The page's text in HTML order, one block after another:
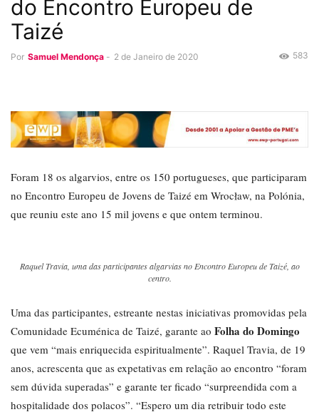
do Encontro Europeu de
Taizé
Por Samuel Mendonça - 2 de Janeiro de 2020 583
Foram 18 os algarvios, entre os 150 portugueses, que participaram
no Encontro Europeu de Jovens de Taizé em Wrocław, na Polónia,
que reuniu este ano 15 mil jovens e que ontem terminou.
Raquel Travia, uma das participantes algarvias no Encontro Europeu de Taizé, ao
centro.
Uma das participantes, estreante nestas iniciativas promovidas pela
Comunidade Ecuménica de Taizé, garante ao Folha do Domingo
que vem “mais enriquecida espiritualmente”. Raquel Travia, de 19
anos, acrescenta que as expetativas em relação ao encontro “foram
sem dúvida superadas” e garante ter ficado “surpreendida com a
hospitalidade dos polacos”. “Espero um dia retribuir todo este